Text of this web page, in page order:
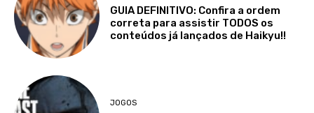
GUIA DEFINITIVO: Confira a ordem
correta para assistir TODOS os
conteúdos já lançados de Haikyu!!
JOGOS